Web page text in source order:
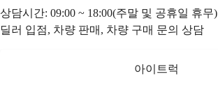
상담시간: 09:00 ~ 18:00(주말 및 공휴일 휴무)
딜러 입점, 차량 판매, 차량 구매 문의 상담
아이트럭